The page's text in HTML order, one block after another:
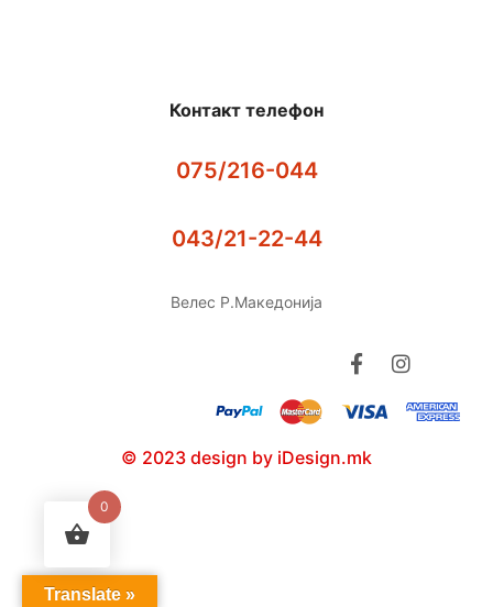
Контакт телефон
075/216-044
043/21-22-44
Велес Р.Македонија
© 2023 design by iDesign.mk
Translate »
0